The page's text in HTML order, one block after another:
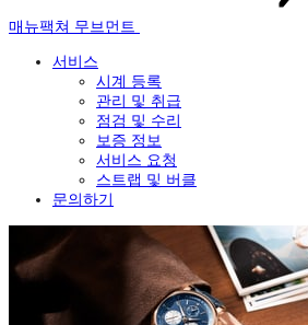
매뉴팩쳐 무브먼트
서비스
시계 등록
관리 및 취급
점검 및 수리
보증 정보
서비스 요청
스트랩 및 버클
문의하기